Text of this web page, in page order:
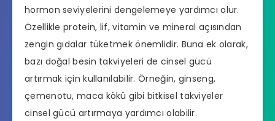
hormon seviyelerini dengelemeye yardımcı olur.
Özellikle protein, lif, vitamin ve mineral açısından
zengin gıdalar tüketmek önemlidir. Buna ek olarak,
bazı doğal besin takviyeleri de cinsel gücü
artırmak için kullanılabilir. Örneğin, ginseng,
çemenotu, maca kökü gibi bitkisel takviyeler
cinsel gücü artırmaya yardımcı olabilir.